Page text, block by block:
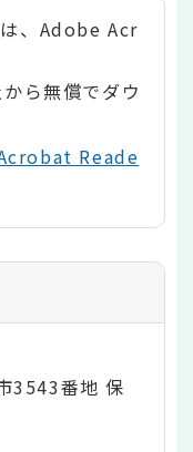
、Adobe Acr
ら無償でダウ
Reade
3543番地 保